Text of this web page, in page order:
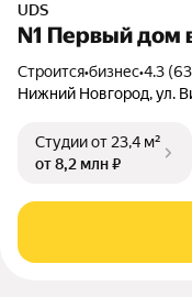
UDS
N1 Первый дом
Строится•бизнес•4.3
Нижний Новгород,ул.
Студииот 23,4 м²
от 8,2 млн ₽